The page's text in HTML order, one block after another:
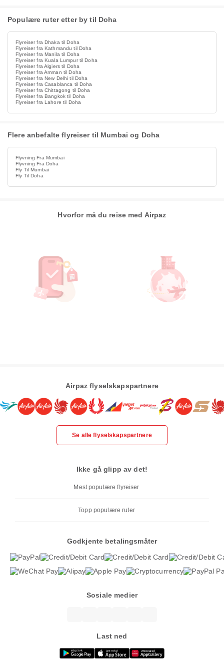
Populære ruter etter by til Doha
Flyreiser fra Dhaka til Doha
Flyreiser fra Kathmandu til Doha
Flyreiser fra Manila til Doha
Flyreiser fra Kuala Lumpur til Doha
Flyreiser fra Algiers til Doha
Flyreiser fra Amman til Doha
Flyreiser fra New Delhi til Doha
Flyreiser fra Casablanca til Doha
Flyreiser fra Chittagong til Doha
Flyreiser fra Bangkok til Doha
Flyreiser fra Lahore til Doha
Flere anbefalte flyreiser til Mumbai og Doha
Flyvning Fra Mumbai
Flyvning Fra Doha
Fly Til Mumbai
Fly Til Doha
Hvorfor må du reise med Airpaz
Airpaz flyselskapspartnere
Se alle flyselskapspartnere
Ikke gå glipp av det!
Mest populære flyreiser
Topp populære ruter
Godkjente betalingsmåter
Sosiale medier
Last ned